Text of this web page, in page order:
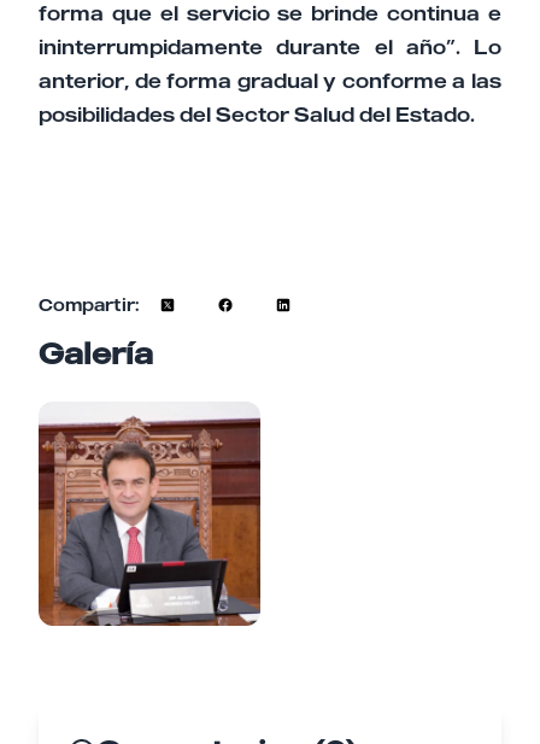
forma que el servicio se brinde continua e
ininterrumpidamente durante el año”. Lo
anterior, de forma gradual y conforme a las
posibilidades del Sector Salud del Estado.
Compartir:
Galería